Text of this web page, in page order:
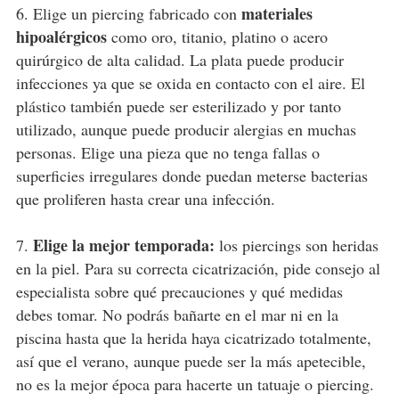
6. Elige un piercing fabricado con materiales
hipoalérgicoscomo oro, titanio, platino o acero
quirúrgico de alta calidad. La plata puede producir
infecciones ya que se oxida en contacto con el aire. El
plástico también puede ser esterilizado y por tanto
utilizado, aunque puede producir alergias en muchas
personas. Elige una pieza que no tenga fallas o
superficies irregulares donde puedan meterse bacterias
que proliferen hasta crear una infección.
7. Elige la mejor temporada: los piercings son heridas
en la piel. Para su correcta cicatrización, pide consejo al
especialista sobre qué precauciones y qué medidas
debes tomar. No podrás bañarte en el mar ni en la
piscina hasta que la herida haya cicatrizado totalmente,
así que el verano, aunque puede ser la más apetecible,
no es la mejor época para hacerte un tatuaje o piercing.